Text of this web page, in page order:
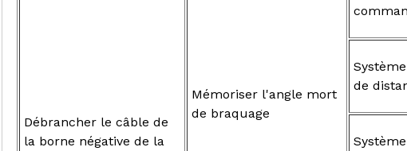
Débrancher le câble de
la borne négative de la
Mémoriser l'angle mort
de braquage
de